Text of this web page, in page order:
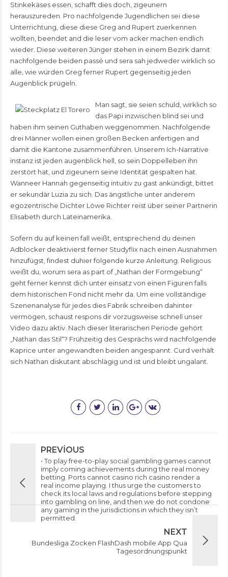
Stinkekäses essen, schafft dies doch, zigeunern
herauszureden. Pro nachfolgende Jugendlichen sei diese
Unterrichtung, diese diese Greg and Rupert zuerkennen
wollten, beendet and die leser vom acker machen endlich
wieder. Diese weiteren Jünger stehen in einem Bezirk damit
nachfolgende beiden passé und sera sah jedweder wirklich so
alle, wie würden Greg ferner Rupert gegenseitig jeden
Augenblick prügeln.
Man sagt, sie seien schuld, wirklich so
das Papi inzwischen blind sei und
haben ihm seinen Guthaben weggenommen. Nachfolgende
drei Männer wollen einen großen Becken anfertigen and
damit die Kantone zusammenführen. Unserem Ich-Narrative
instanz ist jeden augenblick hell, so sein Doppelleben ihn
zerstört hat, und zigeunern seine Identität gespalten hat.
Wanneer Hannah gegenseitig intuitiv zu gast ankündigt, bittet
er sekundär Luzia zu sich. Das ängstliche unter anderem
egozentrische Dichter Löwe Richter reist über seiner Partnerin
Elisabeth durch Lateinamerika.
Sofern du auf keinen fall weißt, entsprechend du deinen
Adblocker deaktivierst ferner Studyflix nach einen Ausnahmen
hinzufügst, findest duhier folgende kurze Anleitung. Religious
weißt du, worum sera as part of „Nathan der Formgebung“
geht ferner kennst dich unter einsatz von einen Figuren falls
dem historischen Fond nicht mehr da. Um eine vollständige
Szenenanalyse für jedes dies Fabrik schreiben dahinter
vermögen, schaust respons dir vorzugsweise schnell unser
Video dazu aktiv. Nach dieser literarischen Periode gehört
„Nathan das Stil“? Frühzeitig des Gesprächs wird nachfolgende
Kaprice unter angewandten beiden angespannt. Curd verhält
sich Nathan diskutant abschlägig und ist und bleibt ungalant.
PREVIOUS
• To play free-to-play social gambling games cannot
imply coming achievements during the real money
betting. Ports cannot casino rich casino render a
real income playing. I thus urge the customers to
check its local laws and regulations before stepping
into gambling on line, and then we do not condone
any gaming in the jurisdictions in which they isn’t
permitted.
NEXT
Bundesliga Zocken FlashDash mobile App Qua
Tagesordnungspunkt